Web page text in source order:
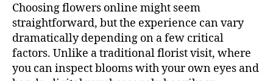
Choosing flowers online might seem
straightforward, but the experience can vary
dramatically depending on a few critical
factors. Unlike a traditional florist visit, where
you can inspect blooms with your own eyes and